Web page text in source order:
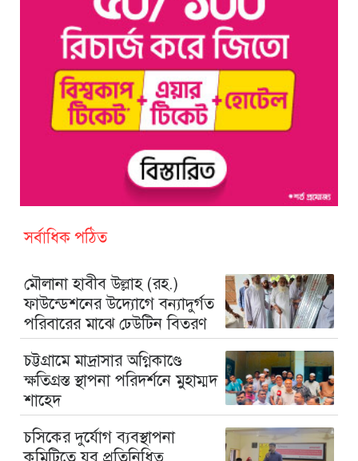
সর্বাধিক পঠিত
মৌলানা হাবীব উল্লাহ (রহ.)
ফাউন্ডেশনের উদ্যোগে বন্যাদুর্গত
পরিবারের মাঝে ঢেউটিন বিতরণ
চট্টগ্রামে মাদ্রাসার অগ্নিকাণ্ডে
ক্ষতিগ্রস্ত স্থাপনা পরিদর্শনে মুহাম্মদ
শাহেদ
চসিকের দুর্যোগ ব্যবস্থাপনা
কমিটিতে যুব প্রতিনিধিত্ব